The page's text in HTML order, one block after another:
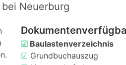
Neuerburg
☑ Baulastenverzeichnis
☑ Grundbuchauszug